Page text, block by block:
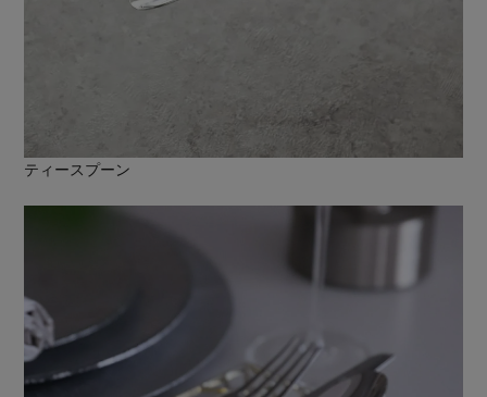
ティースプーン